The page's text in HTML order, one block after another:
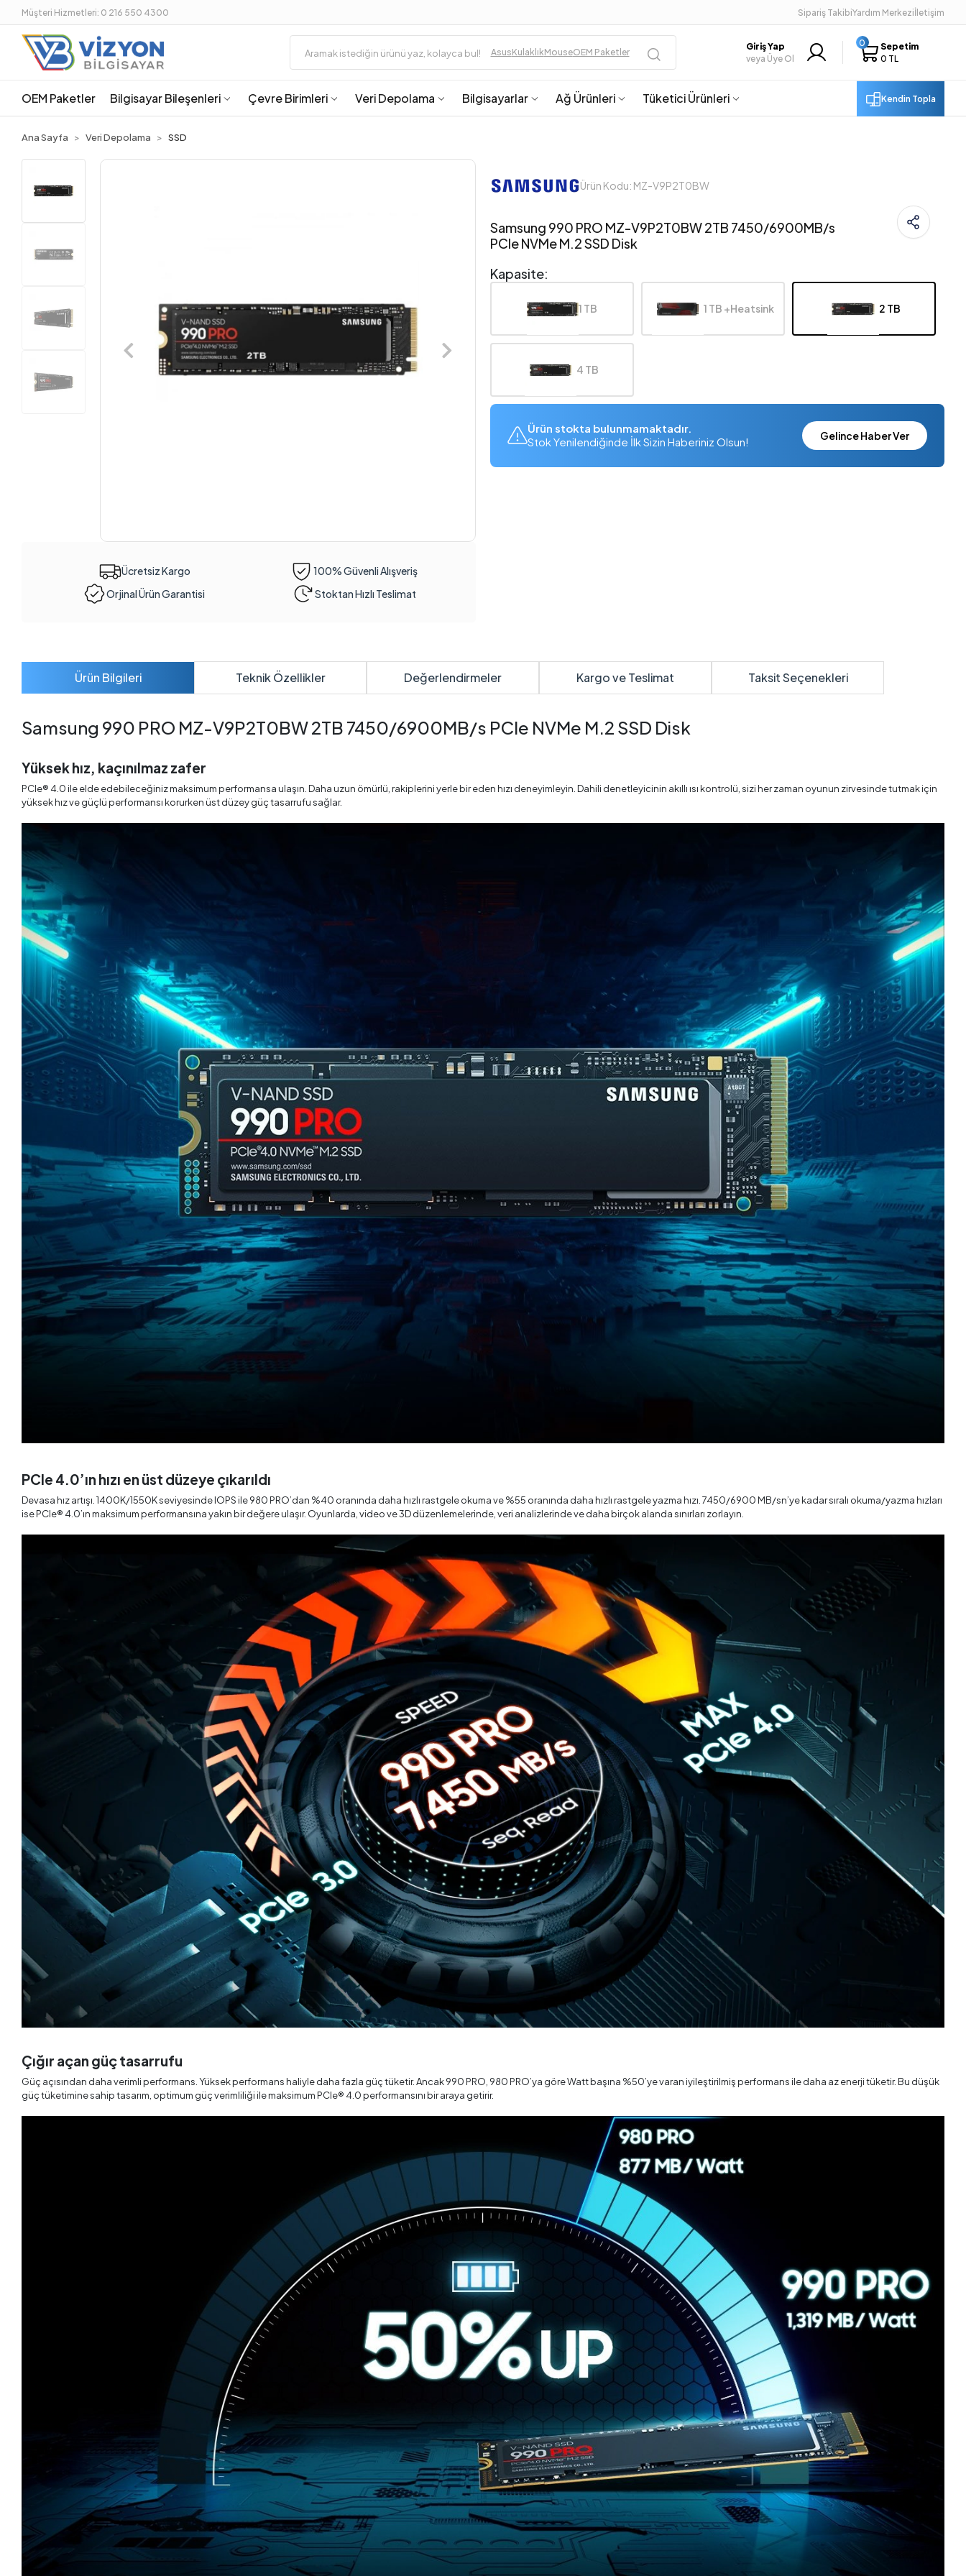
Müşteri Hizmetleri: 0 216 550 4300 Sipariş TakibiYardım Merkeziİletişim
AsusKulaklıkMouseOEM Paketler
Giriş Yap
veya Üye Ol
0
Sepetim
0 TL
OEM Paketler Bilgisayar Bileşenleri Çevre Birimleri Veri Depolama Bilgisayarlar Ağ Ürünleri Tüketici Ürünleri Kendin Topla
Ana Sayfa Veri Depolama SSD
Ücretsiz Kargo
100% Güvenli Alışveriş
Orjinal Ürün Garantisi
Stoktan Hızlı Teslimat
Ürün Kodu: MZ-V9P2T0BW
Samsung 990 PRO MZ-V9P2T0BW 2TB 7450/6900MB/s
PCIe NVMe M.2 SSD Disk
Kapasite:
1 TB 1 TB +Heatsink 2 TB
4 TB
Ürün stokta bulunmamaktadır.
Stok Yenilendiğinde İlk Sizin Haberiniz Olsun!
Gelince Haber Ver
Ürün Bilgileri Teknik Özellikler Değerlendirmeler Kargo ve Teslimat Taksit Seçenekleri
Samsung 990 PRO MZ-V9P2T0BW 2TB 7450/6900MB/s PCIe NVMe M.2 SSD Disk
Yüksek hız, kaçınılmaz zafer
PCIe® 4.0 ile elde edebileceğiniz maksimum performansa ulaşın. Daha uzun ömürlü, rakiplerini yerle bir eden hızı deneyimleyin. Dahili denetleyicinin akıllı ısı kontrolü, sizi her zaman oyunun zirvesinde tutmak için
yüksek hız ve güçlü performansı korurken üst düzey güç tasarrufu sağlar.
PCIe 4.0’ın hızı en üst düzeye çıkarıldı
Devasa hız artışı. 1400K/1550K seviyesinde IOPS ile 980 PRO’dan %40 oranında daha hızlı rastgele okuma ve %55 oranında daha hızlı rastgele yazma hızı. 7450/6900 MB/sn’ye kadar sıralı okuma/yazma hızları
ise PCIe® 4.0’ın maksimum performansına yakın bir değere ulaşır. Oyunlarda, video ve 3D düzenlemelerinde, veri analizlerinde ve daha birçok alanda sınırları zorlayın.
Çığır açan güç tasarrufu
Güç açısından daha verimli performans. Yüksek performans haliyle daha fazla güç tüketir. Ancak 990 PRO, 980 PRO’ya göre Watt başına %50’ye varan iyileştirilmiş performans ile daha az enerji tüketir. Bu düşük
güç tüketimine sahip tasarım, optimum güç verimliliği ile maksimum PCIe® 4.0 performansını bir araya getirir.